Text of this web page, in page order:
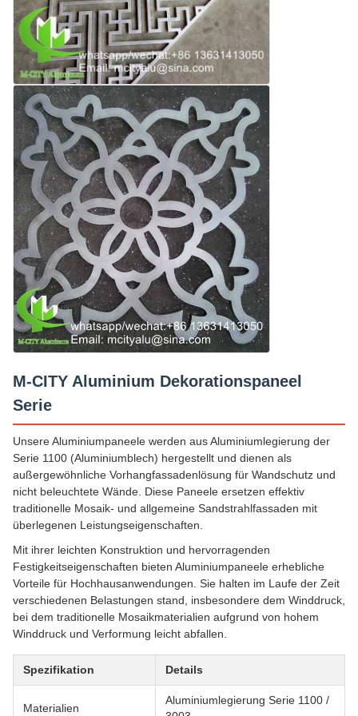
M-CITY Aluminium Dekorationspaneel
Serie
Unsere Aluminiumpaneele werden aus Aluminiumlegierung der
Serie 1100 (Aluminiumblech) hergestellt und dienen als
außergewöhnliche Vorhangfassadenlösung für Wandschutz und
nicht beleuchtete Wände. Diese Paneele ersetzen effektiv
traditionelle Mosaik- und allgemeine Sandstrahlfassaden mit
überlegenen Leistungseigenschaften.
Mit ihrer leichten Konstruktion und hervorragenden
Festigkeitseigenschaften bieten Aluminiumpaneele erhebliche
Vorteile für Hochhausanwendungen. Sie halten im Laufe der Zeit
verschiedenen Belastungen stand, insbesondere dem Winddruck,
bei dem traditionelle Mosaikmaterialien aufgrund von hohem
Winddruck und Verformung leicht abfallen.
Spezifikation Details
Materialien
Aluminiumlegierung Serie 1100 /